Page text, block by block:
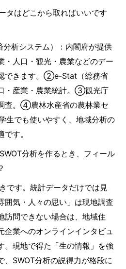
タはどこから取ればいいです
析システム）：内閣府が提供
・人口・観光・農業などのデー
できます。②e-Stat（総務省
・産業・農業統計。③観光庁
査。④農林水産省の農林業セ
生でも使いやすく、地域分析の
す。
分析を作るとき、フィール
です。統計データだけでは見
囲気・人々の思い」は現地調査
訪問できない場合は、地域住
企業へのオンラインインタビュ
。現地で得た「生の情報」を強
、SWOT分析の説得力が格段に